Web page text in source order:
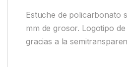
Estuche de policarbonato
mm de grosor. Logotipo
gracias a la